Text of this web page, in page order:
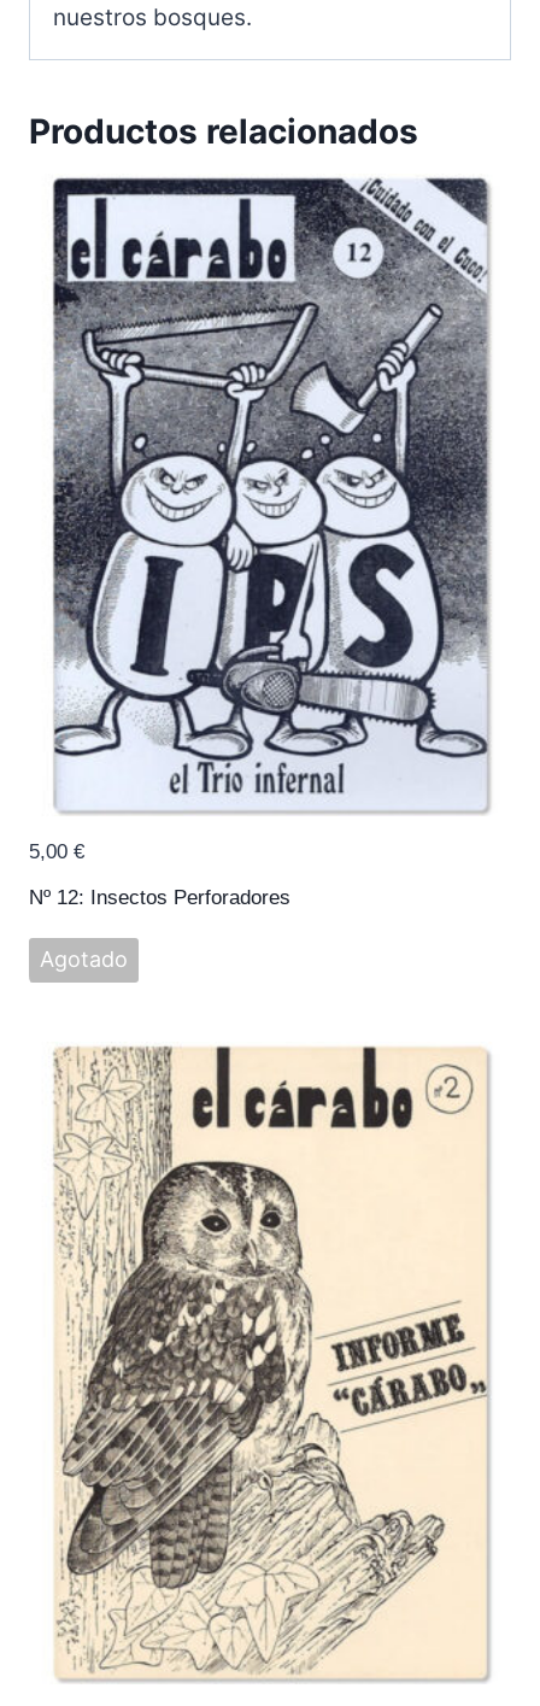
nuestros bosques.
Productos relacionados
Nº 12: Insectos Perforadores
5,00 €
Agotado